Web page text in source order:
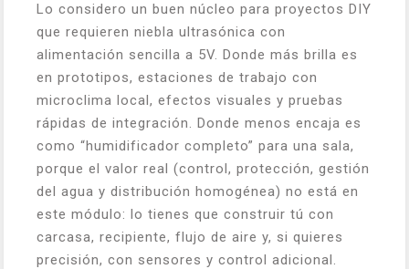
Lo considero un buen núcleo para proyectos DIY
que requieren niebla ultrasónica con
alimentación sencilla a 5V. Donde más brilla es
en prototipos, estaciones de trabajo con
microclima local, efectos visuales y pruebas
rápidas de integración. Donde menos encaja es
como “humidificador completo” para una sala,
porque el valor real (control, protección, gestión
del agua y distribución homogénea) no está en
este módulo: lo tienes que construir tú con
carcasa, recipiente, flujo de aire y, si quieres
precisión, con sensores y control adicional.